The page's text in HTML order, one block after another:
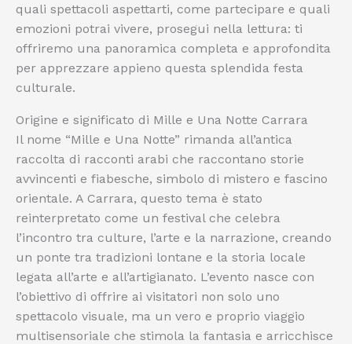
quali spettacoli aspettarti, come partecipare e quali
emozioni potrai vivere, prosegui nella lettura: ti
offriremo una panoramica completa e approfondita
per apprezzare appieno questa splendida festa
culturale.
Origine e significato di Mille e Una Notte Carrara
Il nome “Mille e Una Notte” rimanda all’antica
raccolta di racconti arabi che raccontano storie
avvincenti e fiabesche, simbolo di mistero e fascino
orientale. A Carrara, questo tema è stato
reinterpretato come un festival che celebra
l’incontro tra culture, l’arte e la narrazione, creando
un ponte tra tradizioni lontane e la storia locale
legata all’arte e all’artigianato. L’evento nasce con
l’obiettivo di offrire ai visitatori non solo uno
spettacolo visuale, ma un vero e proprio viaggio
multisensoriale che stimola la fantasia e arricchisce